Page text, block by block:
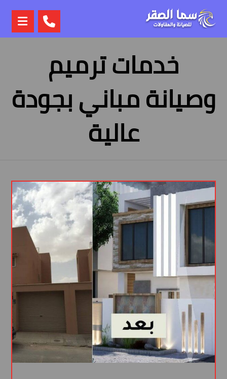
خدمات ترميم
وصيانة مباني بجودة
عالية